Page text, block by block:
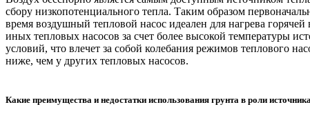
сбору низкопотенциального тепла. Таким образом
время воздушный тепловой насос идеален для нагрева
иных тепловых насосов за счет более высокой температуры
условий, что влечет за собой колебания режимов теплового
ниже, чем у других тепловых насосов.
Какие преимущества и недостатки использования грунта в роли